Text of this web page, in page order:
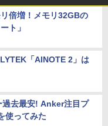
倍増！メモリ32GBの
ト」
「AINOTE 2」は
去最安! Anker注目プ
使ってみた